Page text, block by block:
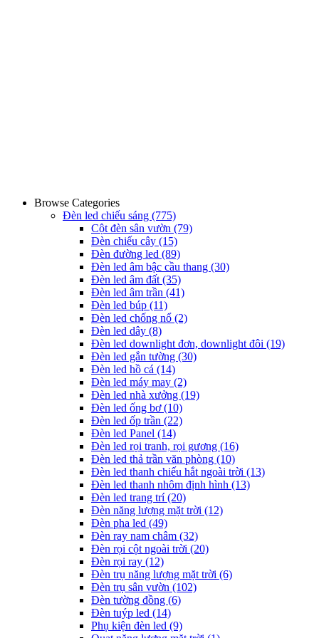
Browse Categories
Đèn led chiếu sáng (775)
Cột đèn sân vườn (79)
Đèn chiếu cây (15)
Đèn đường led (89)
Đèn led âm bậc cầu thang (30)
Đèn led âm đất (35)
Đèn led âm trần (41)
Đèn led búp (11)
Đèn led chống nổ (2)
Đèn led dây (8)
Đèn led downlight đơn, downlight đôi (19)
Đèn led gắn tường (30)
Đèn led hồ cá (14)
Đèn led máy may (2)
Đèn led nhà xưởng (19)
Đèn led ống bơ(10)
Đèn led ốp trần (22)
Đèn led Panel (14)
Đèn led rọi tranh, rọi gương (16)
Đèn led thả trần văn phòng (10)
Đèn led thanh chiếu hắt ngoài trời (13)
Đèn led thanh nhôm định hình (13)
Đèn led trang trí(20)
Đèn năng lượng mặt trời (12)
Đèn pha led (49)
Đèn ray nam châm (32)
Đèn rọi cột ngoài trời (20)
Đèn rọi ray (12)
Đèn trụ năng lượng mặt trời (6)
Đèn trụ sân vườn (102)
Đèn tường đồng (6)
Đèn tuýp led (14)
Phụ kiện đèn led (9)